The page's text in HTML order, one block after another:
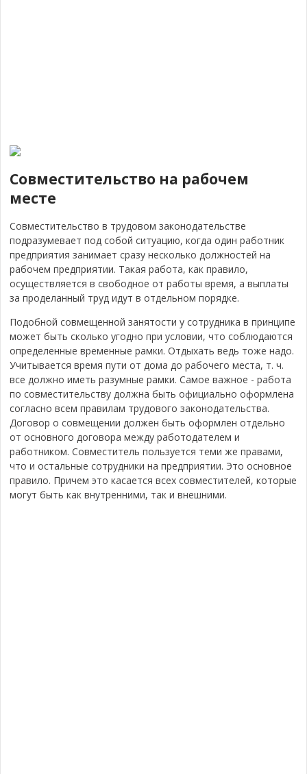
Совместительство на рабочем
месте
Совместительство в трудовом законодательстве
подразумевает под собой ситуацию, когда один работник
предприятия занимает сразу несколько должностей на
рабочем предприятии. Такая работа, как правило,
осуществляется в свободное от работы время, а выплаты
за проделанный труд идут в отдельном порядке.
Подобной совмещенной занятости у сотрудника в принципе
может быть сколько угодно при условии, что соблюдаются
определенные временные рамки. Отдыхать ведь тоже надо.
Учитывается время пути от дома до рабочего места, т. ч.
все должно иметь разумные рамки. Самое важное - работа
по совместительству должна быть официально оформлена
согласно всем правилам трудового законодательства.
Договор о совмещении должен быть оформлен отдельно
от основного договора между работодателем и
работником.Совместитель пользуется теми же правами,
что и остальные сотрудники на предприятии. Это основное
правило. Причем это касается всех совместителей, которые
могут быть как внутренними, так и внешними.